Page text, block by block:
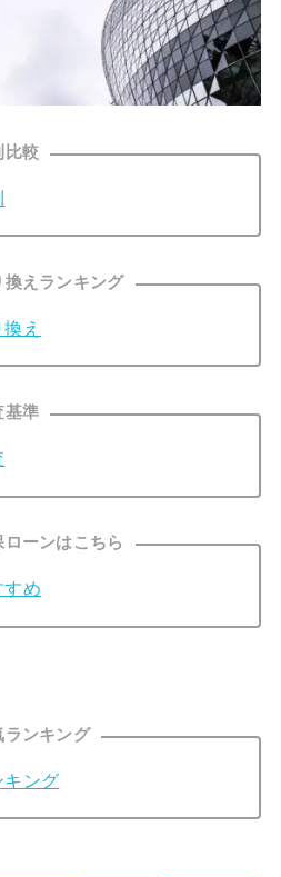
比較
えランキング
え
基準
ーンはこちら
すめ
ランキング
キング